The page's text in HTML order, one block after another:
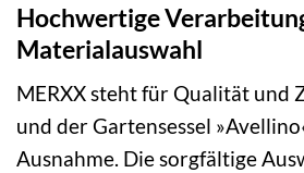
Hochwertige
Materialauswahl
MERXX steht für Qualität und
und der Gartensessel
Ausnahme. Die sorgfältige